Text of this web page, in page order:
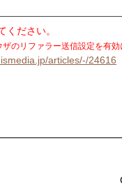
ください。
のリファラー送信設定を有効
articles/-/24616